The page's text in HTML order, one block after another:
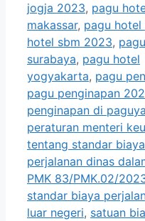
jogja 2023, pagu
makassar, pagu hotel
hotel sbm 2023,
surabaya, pagu hotel
yogyakarta, pagu
pagu penginapan
penginapan di
peraturan menteri
tentang standar biaya
perjalanan dinas
PMK 83/PMK.02/
standar biaya
luar negeri, satuan